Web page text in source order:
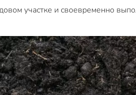
участке и своевременно